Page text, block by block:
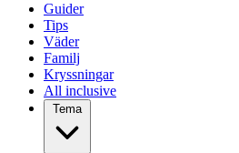
Guider
Tips
Väder
Familj
Kryssningar
All inclusive
Tema